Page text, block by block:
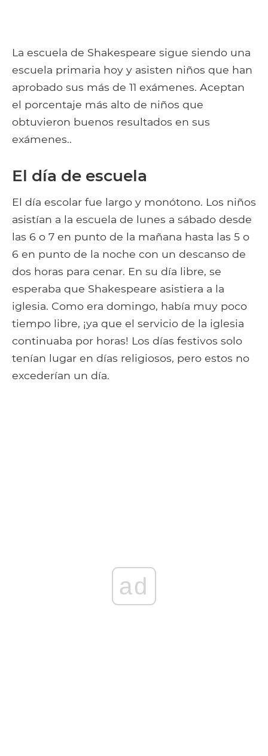
La escuela de Shakespeare sigue siendo una
escuela primaria hoy y asisten niños que han
aprobado sus más de 11 exámenes. Aceptan
el porcentaje más alto de niños que
obtuvieron buenos resultados en sus
exámenes..
El día de escuela
El día escolar fue largo y monótono. Los niños
asistían a la escuela de lunes a sábado desde
las 6 o 7 en punto de la mañana hasta las 5 o
6 en punto de la noche con un descanso de
dos horas para cenar. En su día libre, se
esperaba que Shakespeare asistiera a la
iglesia. Como era domingo, había muy poco
tiempo libre, ¡ya que el servicio de la iglesia
continuaba por horas! Los días festivos solo
tenían lugar en días religiosos, pero estos no
excederían un día.
ad